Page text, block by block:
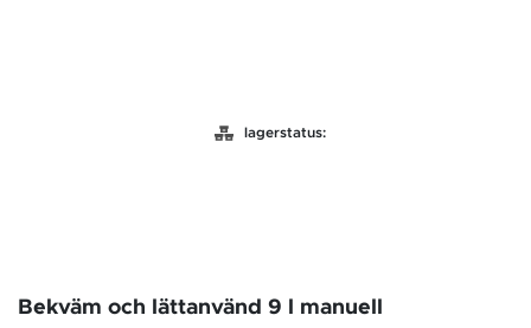
lagerstatus:
Bekväm och lättanvänd 9 l manuell